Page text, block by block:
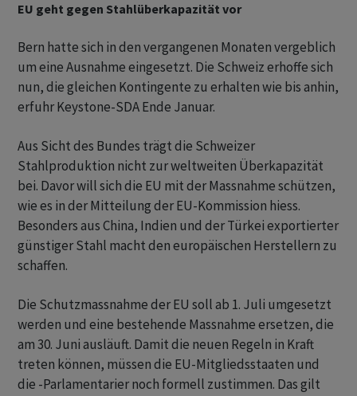
EU geht gegen Stahlüberkapazität vor
Bern hatte sich in den vergangenen Monaten vergeblich
um eine Ausnahme eingesetzt. Die Schweiz erhoffe sich
nun, die gleichen Kontingente zu erhalten wie bis anhin,
erfuhr Keystone-SDA Ende Januar.
Aus Sicht des Bundes trägt die Schweizer
Stahlproduktion nicht zur weltweiten Überkapazität
bei. Davor will sich die EU mit der Massnahme schützen,
wie es in der Mitteilung der EU-Kommission hiess.
Besonders aus China, Indien und der Türkei exportierter
günstiger Stahl macht den europäischen Herstellern zu
schaffen.
Die Schutzmassnahme der EU soll ab 1. Juli umgesetzt
werden und eine bestehende Massnahme ersetzen, die
am 30. Juni ausläuft. Damit die neuen Regeln in Kraft
treten können, müssen die EU-Mitgliedsstaaten und
die -Parlamentarier noch formell zustimmen. Das gilt